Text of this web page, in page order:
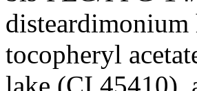
tocopheryl
lake (CI 45410),